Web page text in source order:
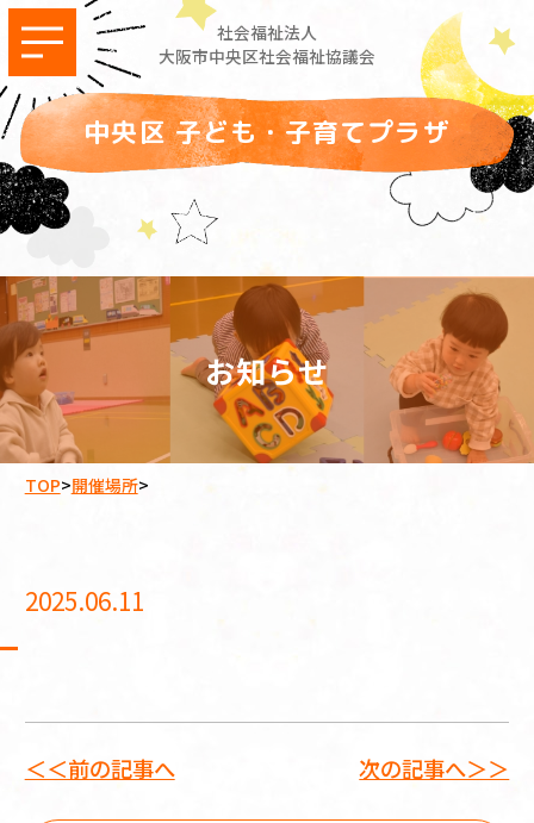
社会福祉法人
大阪市中央区社会福祉協議会
中央区 子ども・子育てプラザ
お知らせ
TOP>開催場所>
2025.06.11
＜＜前の記事へ 次の記事へ＞＞